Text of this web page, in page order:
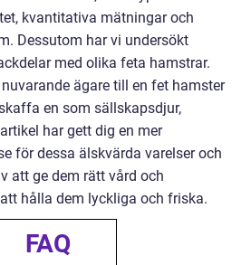
kvantitativa mätningar och
Dessutom har vi undersökt
med olika feta hamstrar.
ägare till en fet hamster
en som sällskapsdjur,
har gett dig en mer
för dessa älskvärda varelser och
att ge dem rätt vård och
hålla dem lyckliga och friska.
FAQ